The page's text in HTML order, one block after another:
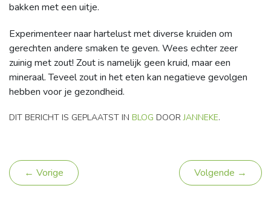
bakken met een uitje.
Experimenteer naar hartelust met diverse kruiden om
gerechten andere smaken te geven. Wees echter zeer
zuinig met zout! Zout is namelijk geen kruid, maar een
mineraal. Teveel zout in het eten kan negatieve gevolgen
hebben voor je gezondheid.
DIT BERICHT IS GEPLAATST IN BLOG DOORJANNEKE.
← Vorige Volgende →